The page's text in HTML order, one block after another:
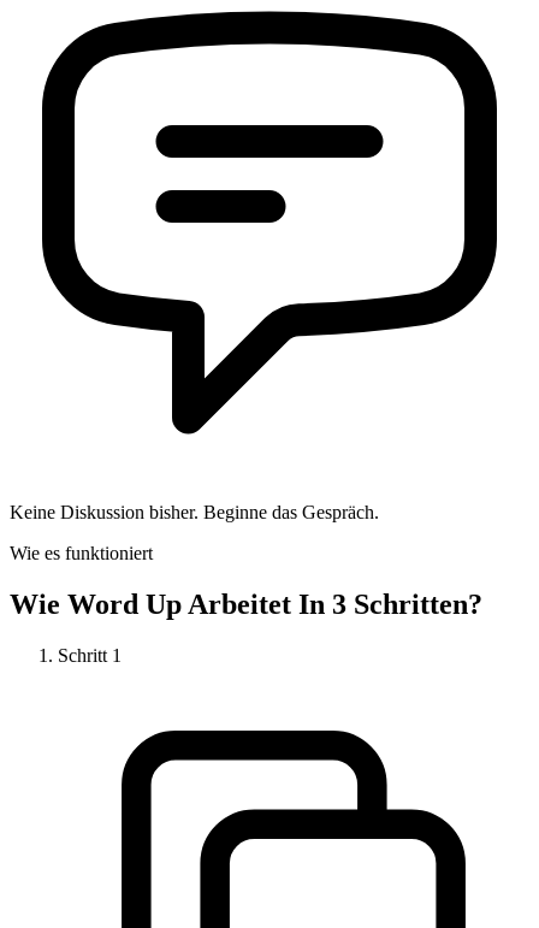
Keine Diskussion bisher. Beginne das Gespräch.
Wie es funktioniert
Wie Word Up Arbeitet In 3 Schritten?
Schritt 1